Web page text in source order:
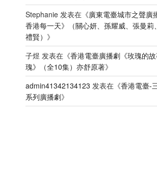
Stephanie发表在《廣東電臺城市之聲廣
香港每一天》（關心妍、孫耀威、張曼莉
禮賢） 》
子煜 发表在《香港電臺廣播劇《玫瑰的
瑰》（全10集）亦舒原著》
admin41342134123 发表在《香港電臺-
系列廣播劇》